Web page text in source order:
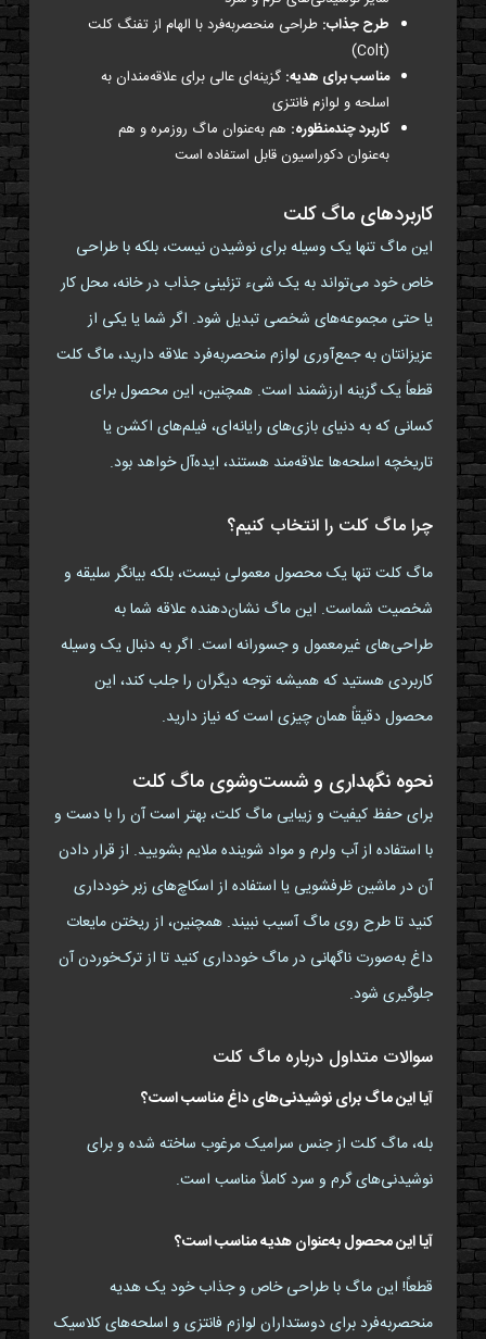
طرح جذاب: طراحی منحصربه‌فرد با الهام از تفنگ کلت
(Colt)
مناسب برای هدیه: گزینه‌ای عالی برای علاقه‌مندان به
اسلحه و لوازم فانتزی
کاربرد چندمنظوره: هم به‌عنوان ماگ روزمره و هم
به‌عنوان دکوراسیون قابل استفاده است
کاربردهای ماگ کلت
این ماگ تنها یک وسیله برای نوشیدن نیست، بلکه با طراحی
خاص خود می‌تواند به یک شیء تزئینی جذاب در خانه، محل کار
یا حتی مجموعه‌های شخصی تبدیل شود. اگر شما یا یکی از
عزیزانتان به جمع‌آوری لوازم منحصربه‌فرد علاقه دارید، ماگ کلت
قطعاً یک گزینه ارزشمند است. همچنین، این محصول برای
کسانی که به دنیای بازی‌های رایانه‌ای، فیلم‌های اکشن یا
تاریخچه اسلحه‌ها علاقه‌مند هستند، ایده‌آل خواهد بود.
چرا ماگ کلت را انتخاب کنیم؟
ماگ کلت تنها یک محصول معمولی نیست، بلکه بیانگر سلیقه و
شخصیت شماست. این ماگ نشان‌دهنده علاقه شما به
طراحی‌های غیرمعمول و جسورانه است. اگر به دنبال یک وسیله
کاربردی هستید که همیشه توجه دیگران را جلب کند، این
محصول دقیقاً همان چیزی است که نیاز دارید.
نحوه نگهداری و شست‌وشوی ماگ کلت
برای حفظ کیفیت و زیبایی ماگ کلت، بهتر است آن را با دست و
با استفاده از آب ولرم و مواد شوینده ملایم بشویید. از قرار دادن
آن در ماشین ظرفشویی یا استفاده از اسکاچ‌های زبر خودداری
کنید تا طرح روی ماگ آسیب نبیند. همچنین، از ریختن مایعات
داغ به‌صورت ناگهانی در ماگ خودداری کنید تا از ترک‌خوردن آن
جلوگیری شود.
سوالات متداول درباره ماگ کلت
آیا این ماگ برای نوشیدنی‌های داغ مناسب است؟
بله، ماگ کلت از جنس سرامیک مرغوب ساخته شده و برای
نوشیدنی‌های گرم و سرد کاملاً مناسب است.
آیا این محصول به‌عنوان هدیه مناسب است؟
قطعاً! این ماگ با طراحی خاص و جذاب خود یک هدیه
منحصربه‌فرد برای دوستداران لوازم فانتزی و اسلحه‌های کلاسیک